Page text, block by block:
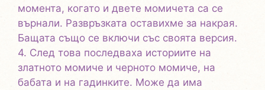
момента, когато и двете момичета са се
върнали. Развръзката оставихме за накрая.
Бащата също се включи със своята версия.
4. След това последваха историите на
златното момиче и черното момиче, на
бабата и на гадинките. Може да има